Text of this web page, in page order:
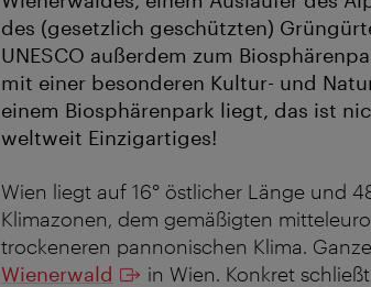
des (gesetzlich geschützten)
UNESCO außerdem zum
mit einer besonderen Kultur- und
einem Biosphärenpark liegt, das ist
weltweit Einzigartiges!
Wien liegt auf 16° östlicher Länge und
Klimazonen, dem gemäßigten
trockeneren pannonischen Klima.
Wienerwald
in Wien. Konkret